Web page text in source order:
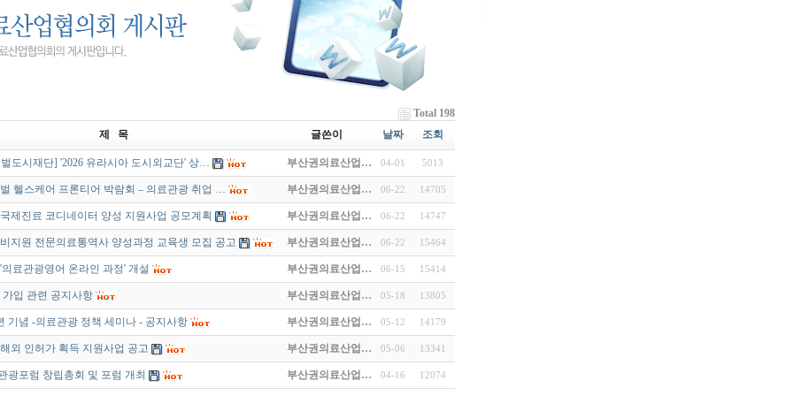
Total 198
제 목
글쓴이 날짜 조회
도시재단] '2026 유라시아 도시외교단' 상… 부산권의료산업… 04-01 5013
헬스케어 프론티어 박람회 – 의료관광 취업 … 부산권의료산업… 06-22 14705
제진료 코디네이터 양성 지원사업 공모계획 부산권의료산업… 06-22 14747
지원 전문의료통역사 양성과정 교육생 모집 공고 부산권의료산업… 06-22 15464
료관광영어 온라인 과정' 개설 부산권의료산업… 06-15 15414
가입 관련 공지사항 부산권의료산업… 05-18 13805
기념 -의료관광 정책 세미나 - 공지사항 부산권의료산업… 05-12 14179
외 인허가 획득 지원사업 공고 부산권의료산업… 05-06 13341
광포럼 창립총회 및 포럼 개최 부산권의료산업… 04-16 12074